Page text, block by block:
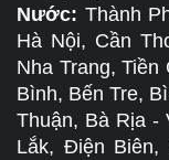
Nước: Thành
Hà Nội, Cần
Nha Trang, Tiền
Bình, Bến Tre,
Thuận, Bà Rịa -
Lắk, Điện Biên,